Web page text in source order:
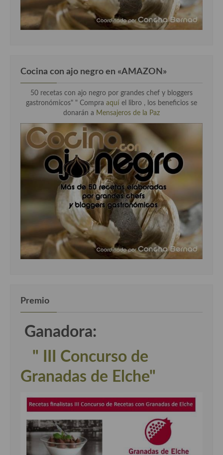
Cocina con ajo negro en «AMAZON»
50 recetas con ajo negro por grandes chef y bloggers
gastronómicos" " Compra aquí el libro , los beneficios se
donarán a Mensajeros de la Paz
Premio
Ganadora:
" III Concurso de
Granadas de Elche"